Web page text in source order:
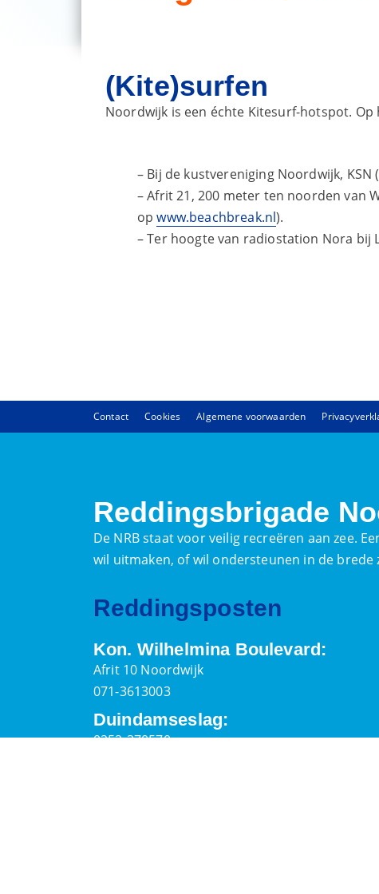
(Kite)surfen
Noordwijk is een échte Kitesurf-hotspot.
– Bij de kustvereniging Noordwijk,
– Afrit 21, 200 meter ten noorden van
opwww.beachbreak.nl).
– Ter hoogte van radiostation Nora bij
Contact Cookies Algemene voorwaarden
Reddingsbrigade
De NRB staat voor veilig recreëren aan zee.
wil uitmaken, of wil ondersteunen in de brede
Reddingsposten
Kon. Wilhelmina Boulevard:
Afrit 10 Noordwijk
071-3613003
Duindamseslag:
0252-370570